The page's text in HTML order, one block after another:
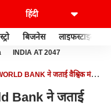
बिजनेस लाइफस्टाइल
INDIA AT 2047
BANK ने जताई वैश्विक मंदी
Bank ने जताई